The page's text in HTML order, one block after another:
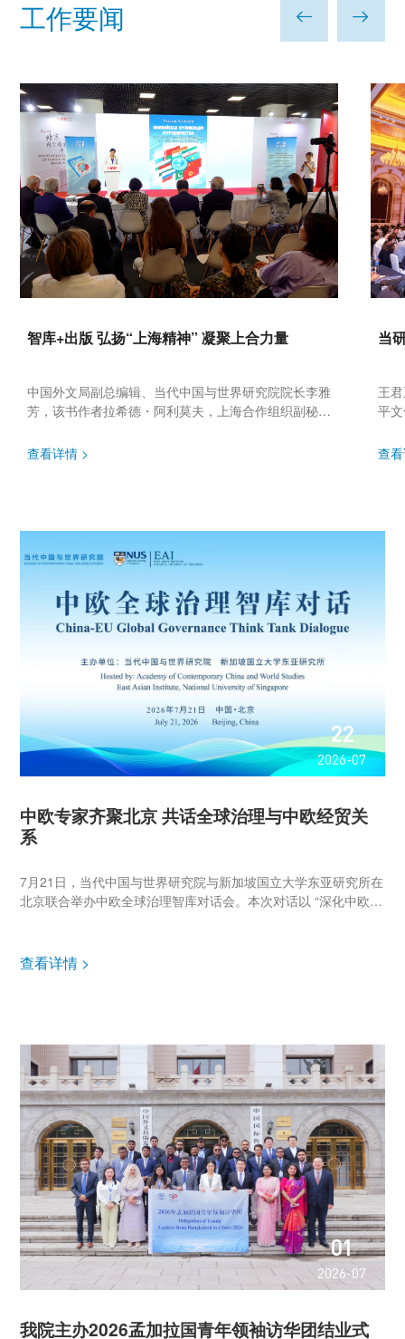
工作要闻  
智库+出版 弘扬“上海精神” 凝聚上合力量
中国外文局副总编辑、当代中国与世界研究院院长李雅
芳，该书作者拉希德・阿利莫夫，上海合作组织副秘书
学荣誉资深教授胡振华等嘉宾出席活动并...
查看详情 >
当
王
平
家
查
22
2026-07
中欧专家齐聚北京 共话全球治理与中欧经贸关
系
7月21日，当代中国与世界研究院与新加坡国立大学东亚研究所在
北京联合举办中欧全球治理智库对话会。本次对话以 “深化中欧经
国...
查看详情 >
01
2026-07
我院主办2026孟加拉国青年领袖访华团结业式